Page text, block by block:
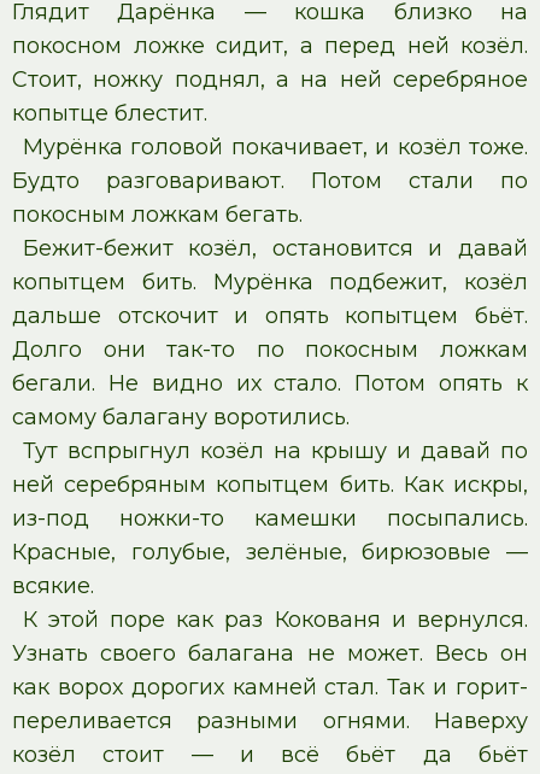
Глядит Дарёнка — кошка близко на
покосном ложке сидит, а перед ней козёл.
Стоит, ножку поднял, а на ней серебряное
копытце блестит.
Мурёнка головой покачивает, и козёл тоже.
Будто разговаривают. Потом стали по
покосным ложкам бегать.
Бежит-бежит козёл, остановится и давай
копытцем бить. Мурёнка подбежит, козёл
дальше отскочит и опять копытцем бьёт.
Долго они так-то по покосным ложкам
бегали. Не видно их стало. Потом опять к
самому балагану воротились.
Тут вспрыгнул козёл на крышу и давай по
ней серебряным копытцем бить. Как искры,
из-под ножки-то камешки посыпались.
Красные, голубые, зелёные, бирюзовые —
всякие.
К этой поре как раз Кокованя и вернулся.
Узнать своего балагана не может. Весь он
как ворох дорогих камней стал. Так и горит-
переливается разными огнями. Наверху
козёл стоит — и всё бьёт да бьёт